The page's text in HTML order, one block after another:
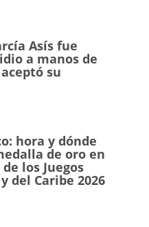
Asís fue
a manos de
su
hora y dónde
de oro en
los Juegos
del Caribe 2026